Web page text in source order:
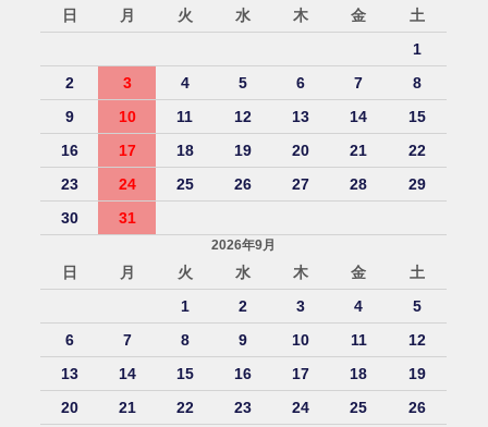
日 月 火 水 木 金
土
1
2
3 4 5 6 7
8
9
10 11 12 13 14
15
16
17 18 19 20 21
22
23
24 25 26 27 28
29
30
31
2026年9月
日 月 火 水 木 金
土
1
2 3 4
5
6
7 8 9 10 11
12
13
14 15 16 17 18
19
20
21 22 23 24 25
26